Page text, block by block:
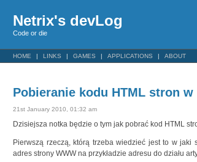
Netrix's devLog
Code or die
HOME LINKS GAMES APPLICATIONS ABOUT
Pobieranie kodu HTML stron
21st January 2010, 01:32 am
Dzisiejsza notka będzie o tym jak pobrać kod HTML
Pierwszą rzeczą, którą trzeba wiedzieć jest to w
adres strony WWW na przykładzie adresu do działu